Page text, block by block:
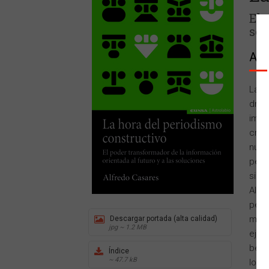
Descargar portada (alta calidad)
jpg ~ 1.2 MB
Índice
~ 47.7 kB
El
La
sino
muy
los